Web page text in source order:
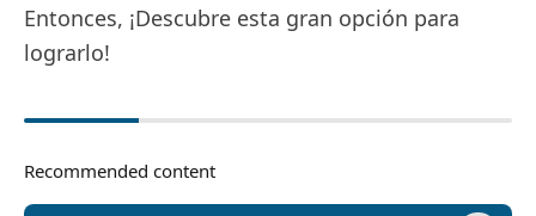
Entonces, ¡Descubre esta gran opción para
lograrlo!
Recommended content